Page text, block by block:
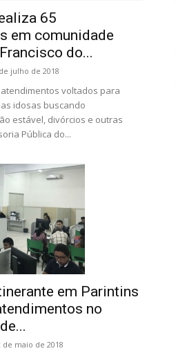
65
em comunidade
do...
julho de 2018
atendimentos voltados para
idosas buscando
estável, divórcios e outras
Pública do...
em Parintins
no
de maio de 2018